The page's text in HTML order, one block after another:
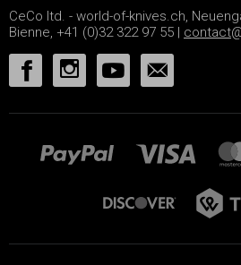
CeCo ltd. - world-of-knives.ch,
Bienne, +41 (0)32 322 97 55 |